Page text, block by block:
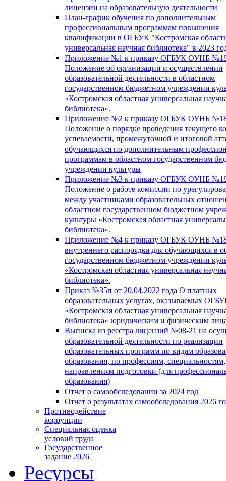
лицензии на образовательную деятельности
План-график обучения по дополнительным
профессиональным программам повышения
квалификации в ОГБУК "Костромская
универсальная научная библиотека" в 2023
Приложение №1 к приказу ОГБУК ОУНБ
Положение об организации и осуществлении
образовательной деятельности в областном
государственном бюджетном учреждении
«Костромская областная универсальная
библиотека».
Приложение №2 к приказу ОГБУК ОУНБ
Положение о порядке проведения текущего
успеваемости, промежуточной и итоговой
обучающихся по дополнительным
программам в областном государственном
учреждении культуры
Приложение №3 к приказу ОГБУК ОУНБ
Положение о работе комиссии по
между участниками образовательных
областном государственном бюджетном
культуры «Костромская областная
библиотека».
Приложение №4 к приказу ОГБУК ОУНБ
внутреннего распорядка для обучающихся в
государственном бюджетном учреждении
«Костромская областная универсальная
библиотека».
Приказ №35п от 20.04.2022 года О платных
образовательных услугах, оказываемых
«Костромская областная универсальная
библиотека» юридическим и физическим
Выписка из реестра лицензий №08-21 на
образовательной деятельности по реализации
образовательных программ по видам
образования, по профессиям, специальностям,
направлениям подготовки (для
образования)
Отчет о самообследовании за 2024 год
Отчет о результатах самообследования 2026
Противодействие
коррупции
Специальная оценка
условий труда
Государственное
задание 2026
Ресурсы